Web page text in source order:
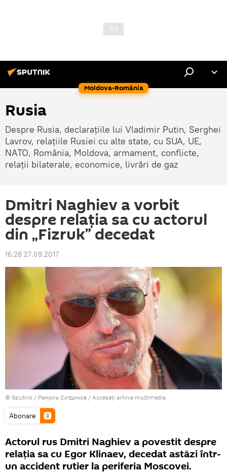
Moldova-România
Rusia
Despre Rusia, declarațiile lui Vladimir Putin, Serghei
Lavrov, relațiile Rusiei cu alte state, cu SUA, UE,
NATO, România, Moldova, armament, conflicte,
relații bilaterale, economice, livrări de gaz
Dmitri Naghiev a vorbit
despre relația sa cu actorul
din „Fizruk” decedat
16:28 27.09.2017
© Sputnik / Рамиль Ситдиков / Accesați arhiva multimedia
Abonare
Actorul rus Dmitri Naghiev a povestit despre
relația sa cu Egor Klinaev, decedat astăzi într-
un accident rutier la periferia Moscovei.